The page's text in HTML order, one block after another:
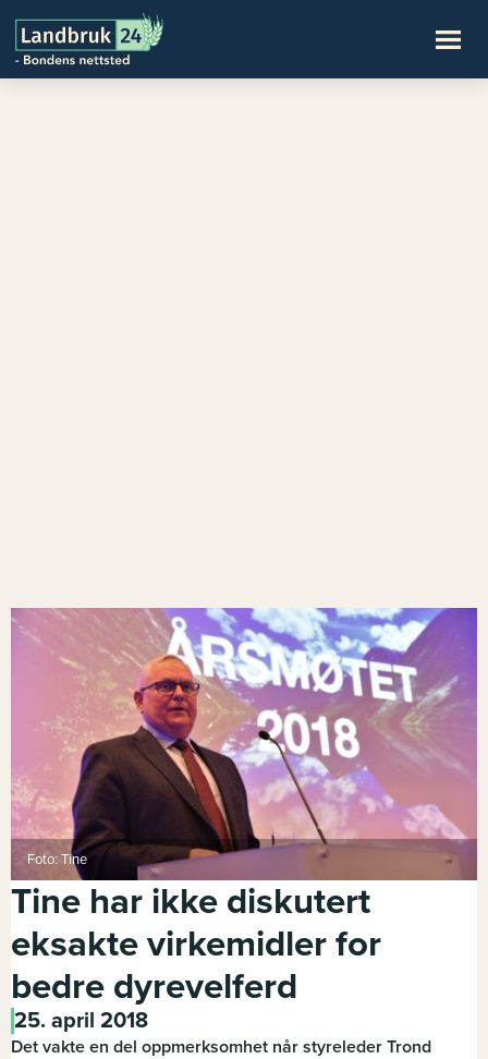
Foto: Tine
Tine har ikke diskutert
eksakte virkemidler for
bedre dyrevelferd
25. april 2018
Det vakte en del oppmerksomhet når styreleder Trond